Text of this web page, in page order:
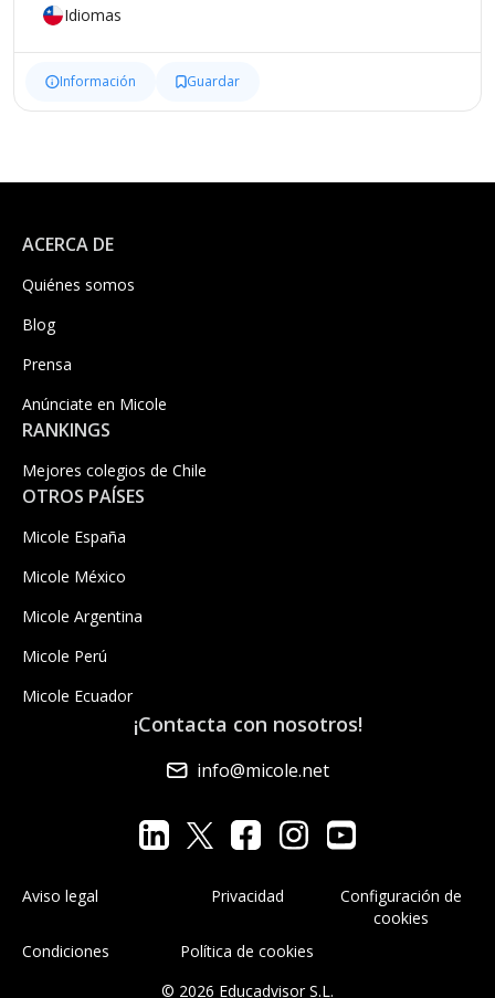
Idiomas
Información Guardar
ACERCA DE
Quiénes somos
Blog
Prensa
Anúnciate en Micole
RANKINGS
Mejores colegios de Chile
OTROS PAÍSES
Micole España
Micole México
Micole Argentina
Micole Perú
Micole Ecuador
¡Contacta con nosotros!
info@micole.net
Aviso legal Privacidad
Configuración de
cookies
Condiciones
Política de cookies
© 2026 Educadvisor S.L.